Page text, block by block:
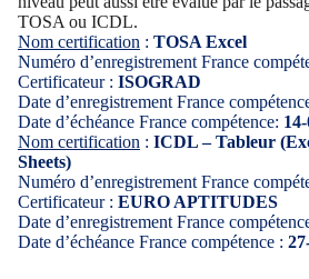
TOSA ou ICDL.
Nom certification : TOSA Excel
Numéro d’enregistrement France
Certificateur : ISOGRAD
Date d’enregistrement France
Date d’échéance France compétence:
Nom certification : ICDL – Tableur
Sheets)
Numéro d’enregistrement France
Certificateur : EURO APTITUDES
Date d’enregistrement France
Date d’échéance France compétence :